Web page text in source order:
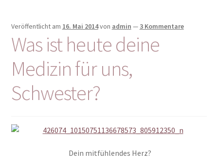
CLAUDIA TAVERNA
Woman-Circle
Erfahrungen
Veröffentlicht am 16. Mai 2014von admin — 3 Kommentare
Was ist heute deine
Medizin für uns,
Schwester?
Dein mitfühlendes Herz?